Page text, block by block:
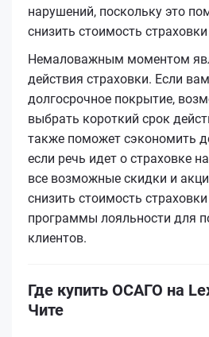
нарушений, поскольку это
снизить стоимость
Немаловажным моментом
действия страховки. Если
долгосрочное покрытие,
выбрать короткий срок
также поможет сэкономить
если речь идет о страховке
все возможные скидки и
снизить стоимость
программы лояльности для
клиентов.
Где купить ОСАГО на
Чите